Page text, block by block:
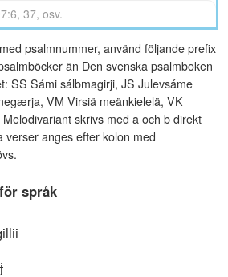
psalmnummer, använd följande prefix
än Den svenska psalmboken
SS Sámi sálbmagirji, JS Julevsáme
VM Virsiä meänkielelä, VK
skrivs med a och b direkt
verser anges efter kolon med
språk